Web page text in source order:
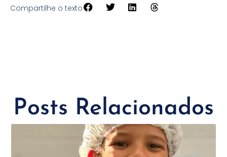
Compartilhe o texto
Posts Relacionados